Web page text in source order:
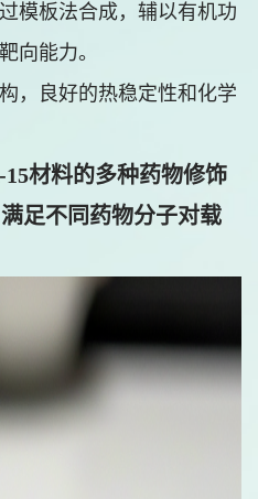
模板法合成，辅以有机功
向能力。
，良好的热稳定性和化学
材料的多种药物修饰
足不同药物分子对载